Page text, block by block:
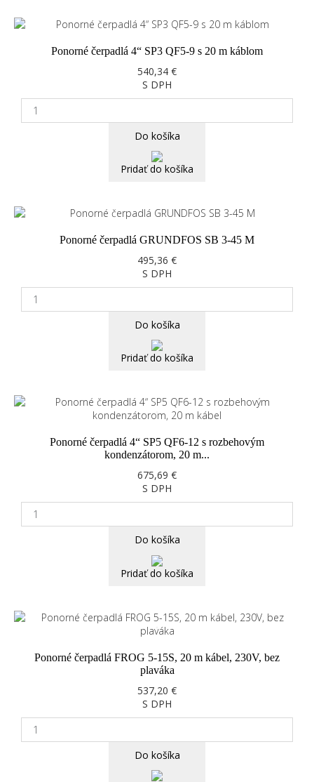
Ponorné čerpadlá 4“ SP3 QF5-9 s 20 m káblom
540,34 €
S DPH
Do košíka
Pridať do košíka
Ponorné čerpadlá GRUNDFOS SB 3-45 M
495,36 €
S DPH
Do košíka
Pridať do košíka
Ponorné čerpadlá 4“ SP5 QF6-12 s rozbehovým
kondenzátorom, 20 m...
675,69 €
S DPH
Do košíka
Pridať do košíka
Ponorné čerpadlá FROG 5-15S, 20 m kábel, 230V, bez
plaváka
537,20 €
S DPH
Do košíka